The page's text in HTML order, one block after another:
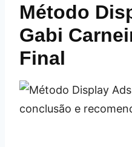
Método
Gabi
Final